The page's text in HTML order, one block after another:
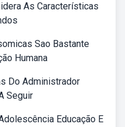
As Características
Sao Bastante
Humana
Do Administrador
Seguir
Educação E